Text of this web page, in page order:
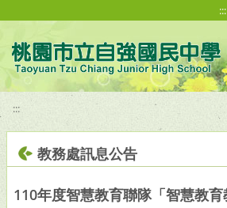
:::
:::
教務處訊息公告
110年度智慧教育聯隊「智慧教